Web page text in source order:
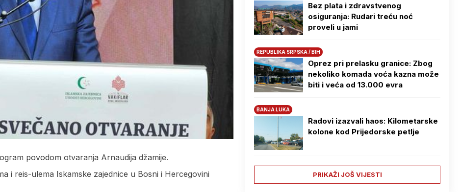
povodom otvaranja Arnaudija džamije.
i reis-ulema Iskamske zajednice u Bosni i Hercegovini
Bez plata i zdravstvenog
osiguranja: Rudari treću noć
proveli u jami
REPUBLIKA SRPSKA / BIH
Oprez pri prelasku granice: Zbog
nekoliko komada voća kazna može
biti i veća od 13.000 evra
BANJA LUKA
Radovi izazvali haos: Kilometarske
kolone kod Prijedorske petlje
PRIKAŽI JOŠ VIJESTI